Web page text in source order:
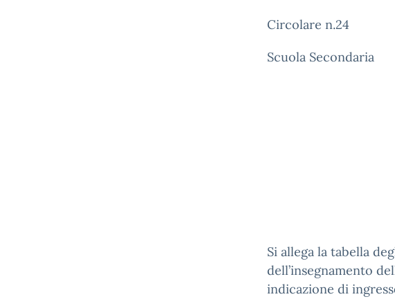
Circolare n.24
Scuola Secondaria
Si allega la tabella
dell’insegnamento
indicazione di